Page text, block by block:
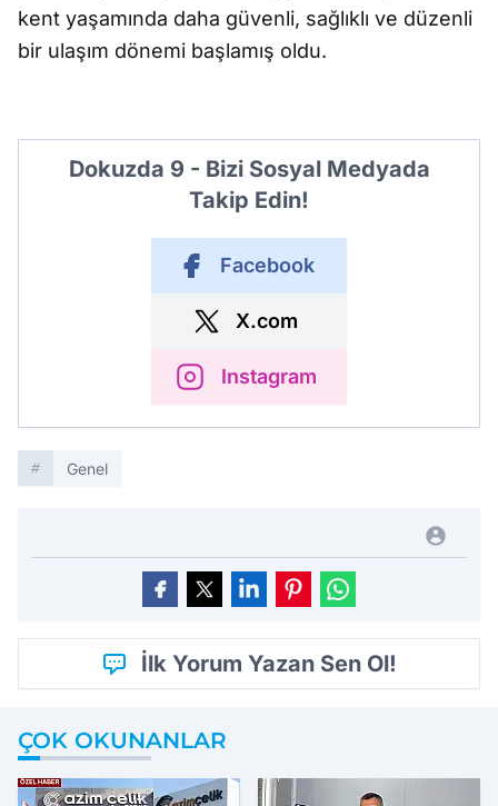
kent yaşamında daha güvenli, sağlıklı ve düzenli
bir ulaşım dönemi başlamış oldu.
Dokuzda 9 - Bizi Sosyal Medyada
Takip Edin!
Facebook
X.com
Instagram
Genel
İlk Yorum Yazan Sen Ol!
ÇOK OKUNANLAR